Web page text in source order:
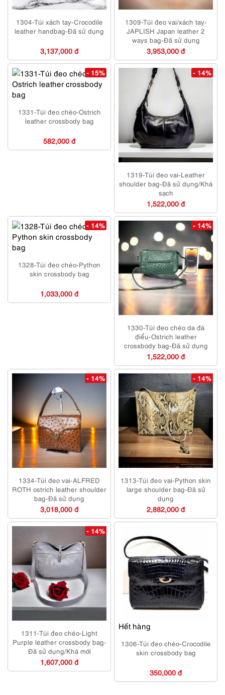
1304-Túi xách tay-Crocodile
leather handbag-Đã sử dụng
3,137,000 đ
1309-Túi đeo vai/xách tay-
JAPLISH Japan leather 2
ways bag-Đã sử dụng
3,953,000 đ
- 15%
1331-Túi đeo chéo-Ostrich
leather crossbody bag
582,000 đ
- 14%
1319-Túi đeo vai-Leather
shoulder bag-Đã sử dụng/Khá
sạch
1,522,000 đ
- 14%
1328-Túi đeo chéo-Python
skin crossbody bag
1,033,000 đ
- 14%
1330-Túi đeo chéo da đà
điểu-Ostrich leather
crossbody bag-Đã sử dụng
1,522,000 đ
- 14%
1334-Túi đeo vai-ALFRED
ROTH ostrich leather shoulder
bag-Đã sử dụng
3,018,000 đ
- 14%
1313-Túi đeo vai-Python skin
large shoulder bag-Đã sử
dụng
2,882,000 đ
- 14%
1311-Túi đeo chéo-Light
Purple leather crossbody bag-
Đã sử dụng/Khá mới
1,607,000 đ
Hết hàng
1306-Túi đeo chéo-Crocodile
skin crossbody bag
350,000 đ